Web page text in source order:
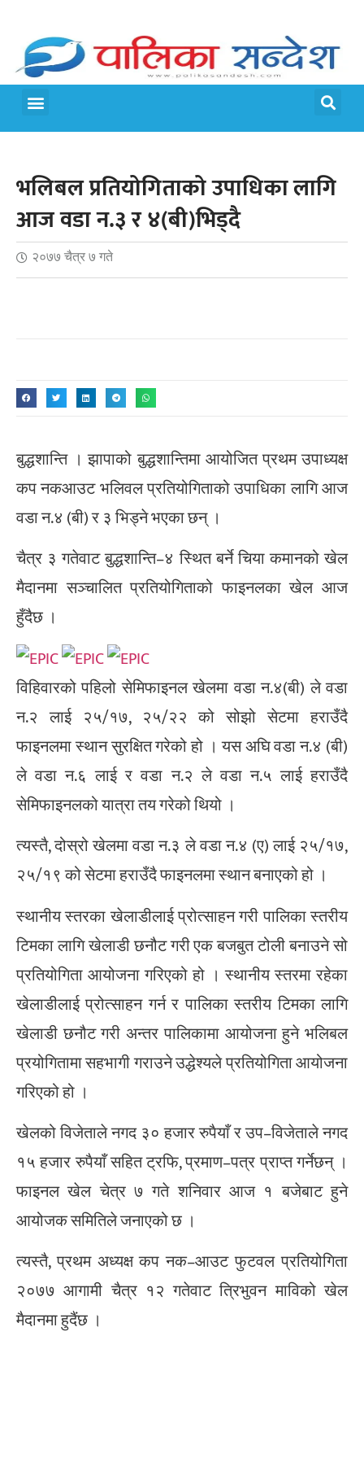
भलिबल प्रतियोगिताको उपाधिका लागि
आज वडा न.३ र ४(बी)भिड्दै
२०७७ चैत्र ७ गते
बुद्धशान्ति । झापाको बुद्धशान्तिमा आयोजित प्रथम उपाध्यक्ष
कप नकआउट भलिवल प्रतियोगिताको उपाधिका लागि आज
वडा न.४ (बी) र ३ भिड्ने भएका छन् ।
चैत्र ३ गतेवाट बुद्धशान्ति–४ स्थित बर्ने चिया कमानको खेल
मैदानमा सञ्चालित प्रतियोगिताको फाइनलका खेल आज
हुँदैछ ।
विहिवारको पहिलो सेमिफाइनल खेलमा वडा न.४(बी) ले वडा
न.२ लाई २५/१७, २५/२२ को सोझो सेटमा हराउँदै
फाइनलमा स्थान सुरक्षित गरेको हो । यस अघि वडा न.४ (बी)
ले वडा न.६ लाई र वडा न.२ ले वडा न.५ लाई हराउँदै
सेमिफाइनलको यात्रा तय गरेको थियो ।
त्यस्तै, दोस्रो खेलमा वडा न.३ ले वडा न.४ (ए) लाई २५/१७,
२५/१९ को सेटमा हराउँदै फाइनलमा स्थान बनाएको हो ।
स्थानीय स्तरका खेलाडीलाई प्रोत्साहन गरी पालिका स्तरीय
टिमका लागि खेलाडी छनौट गरी एक बजबुत टोली बनाउने सो
प्रतियोगिता आयोजना गरिएको हो । स्थानीय स्तरमा रहेका
खेलाडीलाई प्रोत्साहन गर्न र पालिका स्तरीय टिमका लागि
खेलाडी छनौट गरी अन्तर पालिकामा आयोजना हुने भलिबल
प्रयोगितामा सहभागी गराउने उद्धेश्यले प्रतियोगिता आयोजना
गरिएको हो ।
खेलको विजेताले नगद ३० हजार रुपैयाँ र उप–विजेताले नगद
१५ हजार रुपैयाँ सहित ट्रफि, प्रमाण–पत्र प्राप्त गर्नेछन् ।
फाइनल खेल चेत्र ७ गते शनिवार आज १ बजेबाट हुने
आयोजक समितिले जनाएको छ ।
त्यस्तै, प्रथम अध्यक्ष कप नक–आउट फुटवल प्रतियोगिता
२०७७ आगामी चैत्र १२ गतेवाट त्रिभुवन माविको खेल
मैदानमा हुदैंछ ।